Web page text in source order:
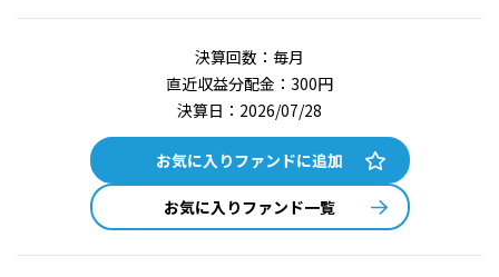
決算回数：毎月
直近収益分配金：300円
決算日：2026/07/28
お気に入りファンドに追加
お気に入りファンド一覧